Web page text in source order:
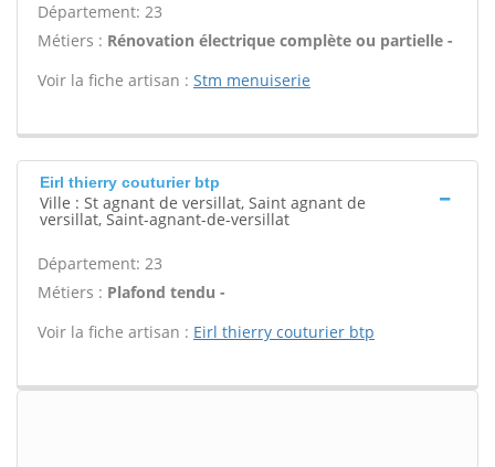
Département: 23
Métiers : Rénovation électrique complète ou partielle -
Voir la fiche artisan : Stm menuiserie
Eirl thierry couturier btp
Ville : St agnant de versillat, Saint agnant de
versillat, Saint-agnant-de-versillat
Département: 23
Métiers : Plafond tendu -
Voir la fiche artisan : Eirl thierry couturier btp